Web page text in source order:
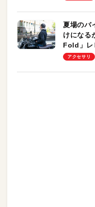
夏場のバ
けになる
Fold」レ
却プレー
アクセサリ